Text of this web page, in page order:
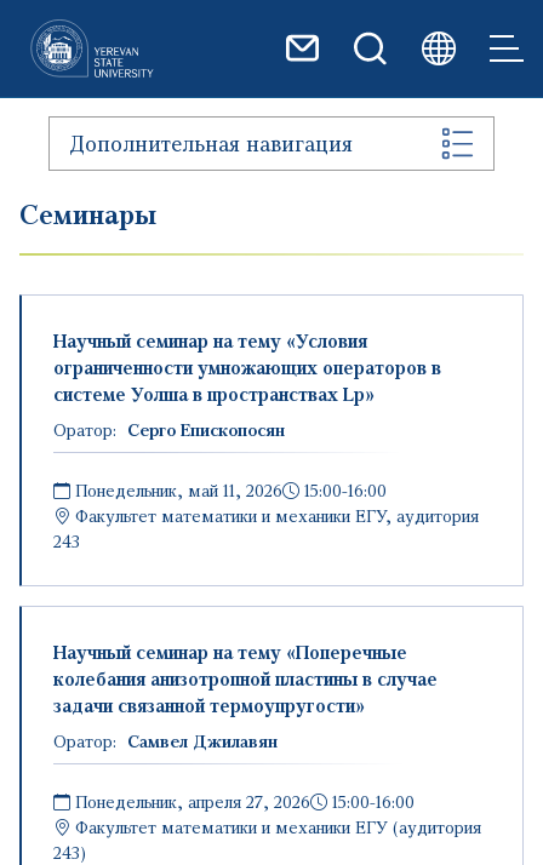
Дополнительная навигация
Семинары
Научный семинар на тему «Условия
ограниченности умножающих операторов в
системе Уолша в пространствах Lp»
Оратор: Серго Епископосян
Понедельник, май 11, 2026
15:00-16:00
Факультет математики и механики ЕГУ, аудитория
243
Научный семинар на тему «Поперечные
колебания анизотропной пластины в случае
задачи связанной термоупругости»
Оратор: Самвел Джилавян
Понедельник, апреля 27, 2026
15:00-16:00
Факультет математики и механики ЕГУ (аудитория
243)